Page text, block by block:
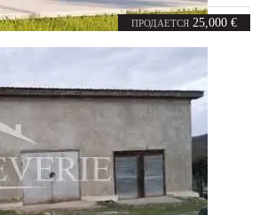
ПРОДАЕТСЯ 25,000 €
5.86соток